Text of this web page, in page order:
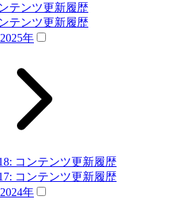
テンツ更新履歴
テンツ更新履歴
年
コンテンツ更新履歴
コンテンツ更新履歴
年